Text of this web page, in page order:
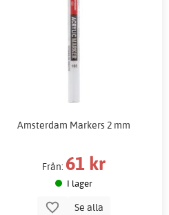
Amsterdam Markers 2 mm
Från: 61 kr
I lager
Se alla